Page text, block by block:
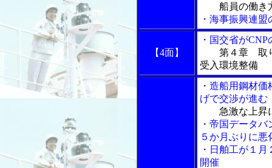
船員の働き
・海事振興連
【4面】
・国交省が
第４章 取
受入環境整備
・造船用鋼材
げで交渉が進む
急激な上昇
・帝国データ
５か月ぶりに悪
・日舶工が１
開催